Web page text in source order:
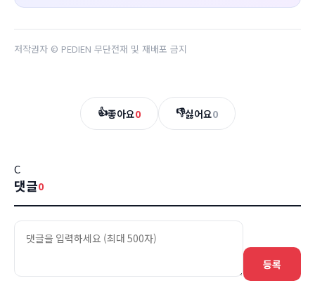
저작권자 © PEDIEN 무단전재 및 재배포 금지
👍좋아요0 👎싫어요0
C
댓글0
등록